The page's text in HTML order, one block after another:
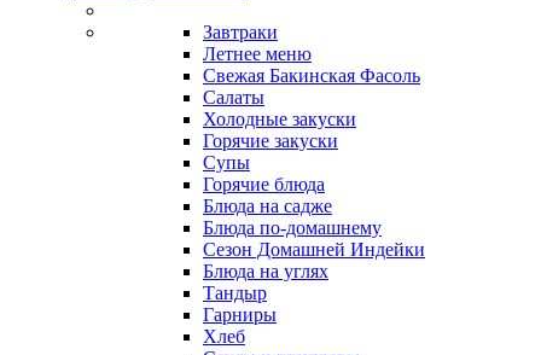
Завтраки
Летнее меню
Свежая Бакинская Фасоль
Салаты
Холодные закуски
Горячие закуски
Супы
Горячие блюда
Блюда на садже
Блюда по-домашнему
Сезон Домашней Индейки
Блюда на углях
Тандыр
Гарниры
Хлеб